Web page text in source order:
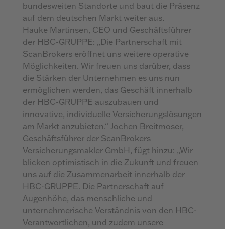
bundesweiten Standorte und baut die Präsenz
auf dem deutschen Markt weiter aus.
Hauke Martinsen, CEO und Geschäftsführer
der HBC-GRUPPE: „Die Partnerschaft mit
ScanBrokers eröffnet uns weitere operative
Möglichkeiten. Wir freuen uns darüber, dass
die Stärken der Unternehmen es uns nun
ermöglichen werden, das Geschäft innerhalb
der HBC-GRUPPE auszubauen und
innovative, individuelle Versicherungslösungen
am Markt anzubieten.“ Jochen Breitmoser,
Geschäftsführer der ScanBrokers
Versicherungsmakler GmbH, fügt hinzu: „Wir
blicken optimistisch in die Zukunft und freuen
uns auf die Zusammenarbeit innerhalb der
HBC-GRUPPE. Die Partnerschaft auf
Augenhöhe, das menschliche und
unternehmerische Verständnis von den HBC-
Verantwortlichen, und zudem unsere